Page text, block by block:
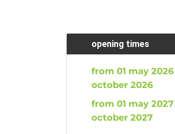
opening times
from 01 may 2026
october 2026
from 01 may 2027
october 2027